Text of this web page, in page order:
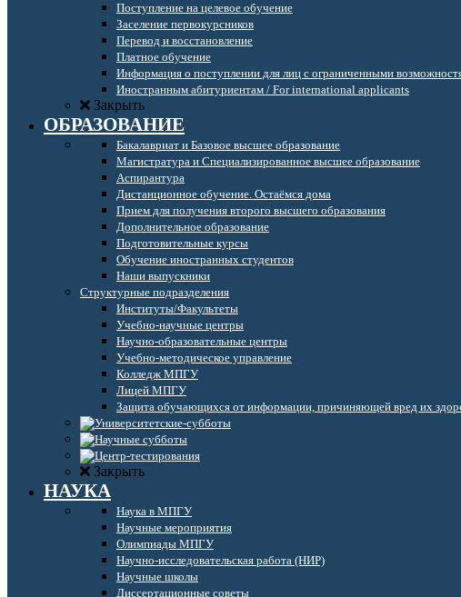
Поступление на целевое обучение
Заселение первокурсников
Перевод и восстановление
Платное обучение
Информация о поступлении для лиц с ограниченными
Иностранным абитуриентам / For international applicants
Закрыть
ОБРАЗОВАНИЕ
Бакалавриат и Базовое высшее образование
Магистратура и Специализированное высшее образование
Аспирантура
Дистанционное обучение. Остаёмся дома
Прием для получения второго высшего образования
Дополнительное образование
Подготовительные курсы
Обучение иностранных студентов
Наши выпускники
Структурные подразделения
Институты/Факультеты
Учебно-научные центры
Научно-образовательные центры
Учебно-методическое управление
Колледж МПГУ
Лицей МПГУ
Защита обучающихся от информации, причиняющей вред их
Закрыть
НАУКА
Наука в МПГУ
Научные мероприятия
Олимпиады МПГУ
Научно-исследовательская работа (НИР)
Научные школы
Диссертационные советы